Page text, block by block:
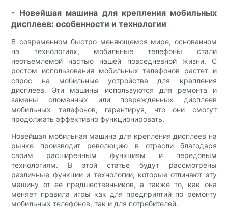
- Новейшая машина для крепления мобильных
дисплеев: особенности и технологии
В современном быстро меняющемся мире, основанном
на технологиях, мобильные телефоны стали
неотъемлемой частью нашей повседневной жизни. С
ростом использования мобильных телефонов растет и
спрос на мобильные устройства для крепления
дисплеев. Эти машины используются для ремонта и
замены сломанных или поврежденных дисплеев
мобильных телефонов, гарантируя, что они смогут
продолжать эффективно функционировать.
Новейшая мобильная машина для крепления дисплеев на
рынке производит революцию в отрасли благодаря
своим расширенным функциям и передовым
технологиям. В этой статье будут рассмотрены
различные функции и технологии, которые отличают эту
машину от ее предшественников, а также то, как она
меняет правила игры как для предприятий по ремонту
мобильных телефонов, так и для потребителей.